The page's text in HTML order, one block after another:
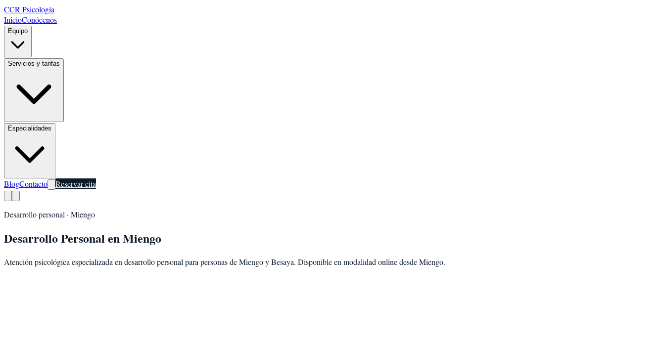
CCR Psicología
InicioConócenos
Equipo
Servicios y tarifas
Especialidades
BlogContacto Reservar cita
Desarrollo personal · Miengo
Desarrollo Personal enMiengo
Atención psicológica especializada en desarrollo personal para personas deMiengoyBesaya. Disponible en modalidad online desde Miengo.